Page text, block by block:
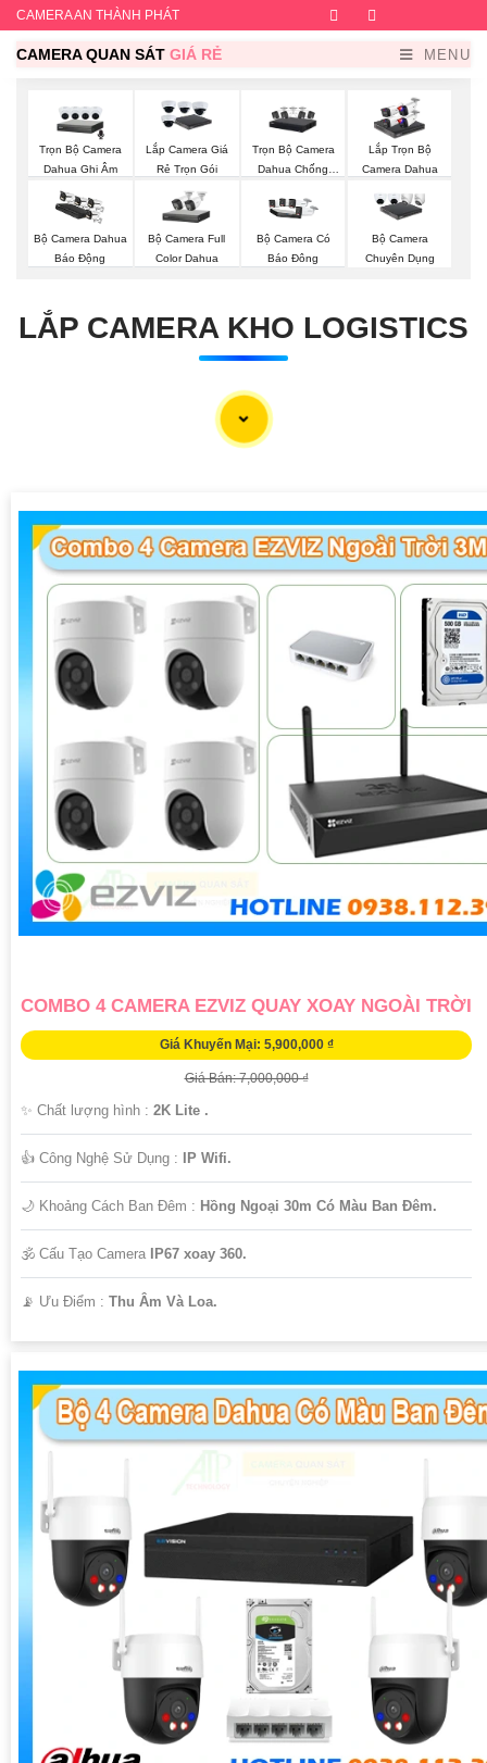
CAMERA AN THÀNH PHÁT Facebook
CAMERA QUAN SÁT GIÁ RẺ MENU
Trọn Bộ Camera
Dahua Ghi Âm
Lắp Camera Giá
Rẻ Trọn Gói
Trọn Bộ Camera
Dahua Chống
Lắp Trọn Bộ
Camera Dahua
Bộ Camera Dahua
Báo Động
Bộ Camera Full
Color Dahua
Bộ Camera Có
Báo Đông
Bộ Camera
Chuyên Dụng
LẮP CAMERA KHO LOGISTICS
COMBO 4 CAMERA EZVIZ QUAY XOAY NGOÀI TRỜI
Giá Khuyến Mại: 5,900,000 ₫
Giá Bán: 7,000,000 ₫
✨ Chất lượng hình : 2K Lite .
👍 Công Nghệ Sử Dụng : IP Wifi.
🌙 Khoảng Cách Ban Đêm : Hồng Ngoại 30m Có Màu Ban Ðêm.
🕉️ Cấu Tạo Camera IP67 xoay 360.
️📡 Ưu Điểm : Thu Âm Và Loa.